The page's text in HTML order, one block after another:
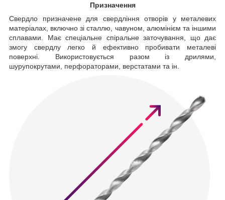
Призначення
Свердло призначене для свердління отворів у металевих
матеріалах, включно зі сталлю, чавуном, алюмінієм та іншими
сплавами. Має спеціальне спіральне заточування, що дає
змогу свердлу легко й ефективно пробивати металеві
поверхні. Використовується разом із дрилями,
шурупокрутами, перфораторами, верстатами та ін.